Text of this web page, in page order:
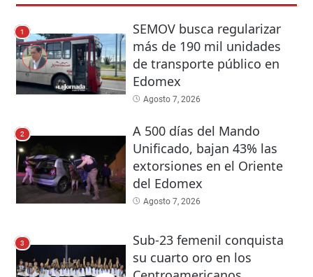
1
SEMOV busca regularizar
más de 190 mil unidades
de transporte público en
Edomex
Agosto 7, 2026
2
A 500 días del Mando
Unificado, bajan 43% las
extorsiones en el Oriente
del Edomex
Agosto 7, 2026
3
Sub-23 femenil conquista
su cuarto oro en los